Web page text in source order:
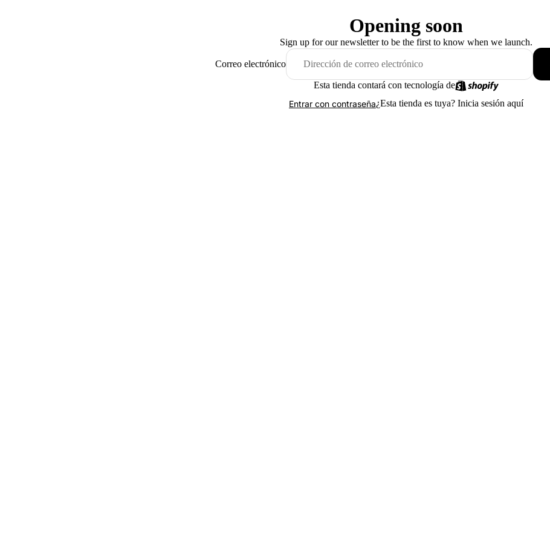
Opening soon
Sign up for our newsletter to be the first to know when we launch.
Correo electrónico
Esta tienda contará con tecnología de
Entrar con contraseña¿Esta tienda es tuya? Inicia sesión aquí